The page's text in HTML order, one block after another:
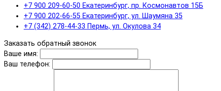
+7 900 209-60-50 Екатеринбург, пр. Космонавтов 15Б
+7 900 202-66-55 Екатеринбург, ул. Шаумяна 35
+7 (342) 278-44-33 Пермь, ул. Окулова 34
Заказать обратный звонок
Ваше имя:
Ваш телефон: